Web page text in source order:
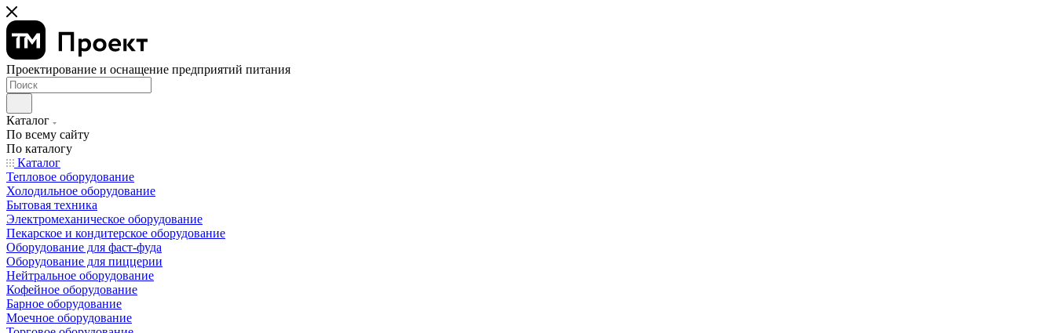
Проектирование и оснащение предприятий питания
Каталог
По всему сайту
По каталогу
Каталог
Тепловое оборудование
Холодильное оборудование
Бытовая техника
Электромеханическое оборудование
Пекарское и кондитерское оборудование
Оборудование для фаст-фуда
Оборудование для пиццерии
Нейтральное оборудование
Кофейное оборудование
Барное оборудование
Моечное оборудование